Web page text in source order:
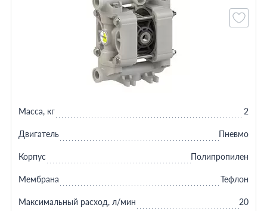
Масса, кг 2
Двигатель Пневмо
Корпус Полипропилен
Мембрана Тефлон
Максимальный расход, л/мин 20